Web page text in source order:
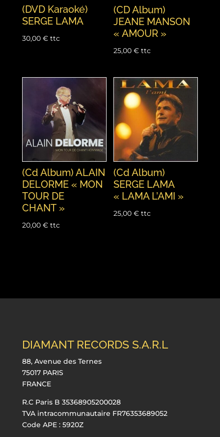
(DVD Karaoké)
SERGE LAMA
30,00 € ttc
(CD Album)
JEANE MANSON
« AMOUR »
25,00€ ttc
(Cd Album) ALAIN
DELORME « MON
TOUR DE
CHANT »
20,00 € ttc
(Cd Album)
SERGE LAMA
« LAMA L’AMI »
25,00€ ttc
DIAMANT RECORDS S.A.R.L
88, Avenue des Ternes
75017 PARIS
FRANCE
R.C Paris B 35368905200028
TVA intracommunautaire FR76353689052
Code APE : 5920Z